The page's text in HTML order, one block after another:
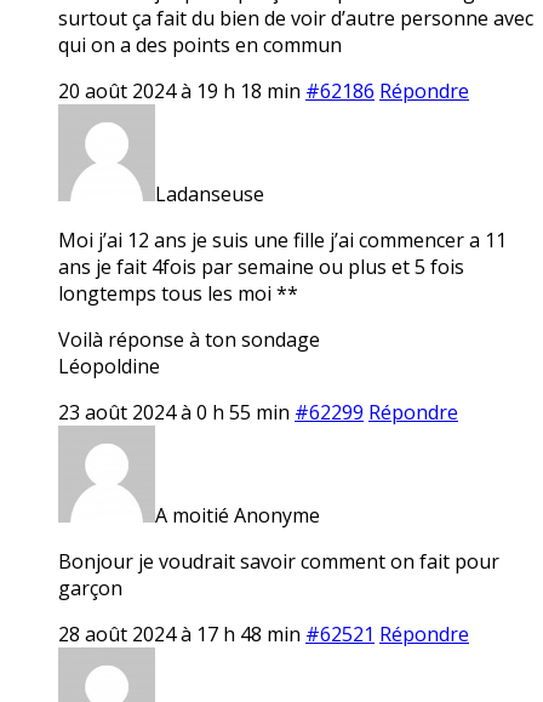
surtout ça fait du bien de voir d’autre personne avec
qui on a des points en commun
20 août 2024 à 19 h 18 min #62186 Répondre
Ladanseuse
Moi j’ai 12 ans je suis une fille j’ai commencer a 11
ans je fait 4fois par semaine ou plus et 5 fois
longtemps tous les moi **
Voilà réponse à ton sondage
Léopoldine
23 août 2024 à 0 h 55 min #62299 Répondre
A moitié Anonyme
Bonjour je voudrait savoir comment on fait pour
garçon
28 août 2024 à 17 h 48 min #62521 Répondre